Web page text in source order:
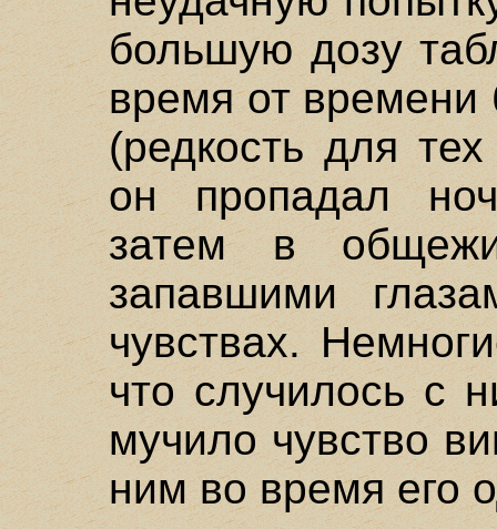
большую дозу
время от времени
(редкость для
он пропадал
затем в
запавшими
чувствах.
что случилось с
мучило чувство
ним во время его